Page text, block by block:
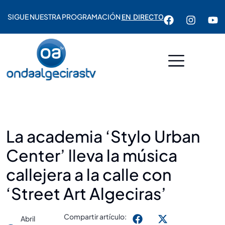
SIGUE NUESTRA PROGRAMACIÓNEN DIRECTO
La academia ‘Stylo Urban
Center’ lleva la música
callejera a la calle con
‘Street Art Algeciras’
Abril
Compartir artículo: